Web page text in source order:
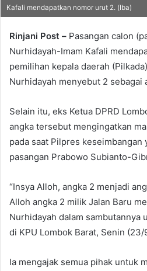
Kafali mendapatkan nomor urut 2. (Iba)
Rinjani Post – Pasangan calon
Nurhidayah-Imam Kafali
pemilihan kepala daerah
Nurhidayah menyebut 2 sebagai
Selain itu, eks Ketua DPRD
angka tersebut mengingatkan
pada saat Pilpres keseimbangan
pasangan Prabowo Subianto-
“Insya Alloh, angka 2 menjadi
Alloh angka 2 milik Jalan Baru
Nurhidayah dalam sambutannya
di KPU Lombok Barat, Senin
Ia mengajak semua pihak untuk